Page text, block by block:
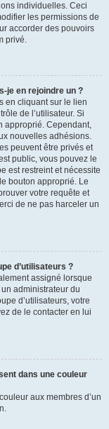
individuelles. Ceci
les permissions de
accorder des pouvoirs
privé.
je en rejoindre un ?
en cliquant sur le lien
de l’utilisateur. Si
approprié. Cependant,
nouvelles adhésions.
peuvent être privés et
public, vous pouvez le
est restreint et nécessite
bouton approprié. Le
votre requête et
de ne pas harceler un
d’utilisateurs ?
assigné lorsque
administrateur du
d’utilisateurs, votre
de le contacter en lui
dans une couleur
aux membres d’un